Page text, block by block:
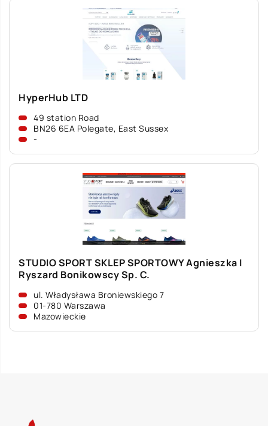
HyperHub LTD
49 station Road
BN26 6EA Polegate, East Sussex
-
STUDIO SPORT SKLEP SPORTOWY Agnieszka I
Ryszard Bonikowscy Sp. C.
ul. Władysława Broniewskiego 7
01-780 Warszawa
Mazowieckie